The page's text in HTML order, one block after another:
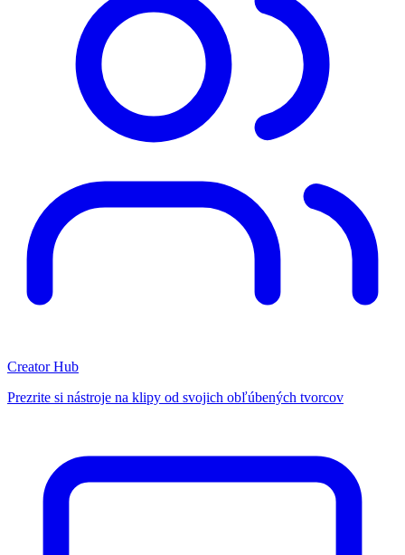
Creator Hub
Prezrite si nástroje na klipy od svojich obľúbených tvorcov